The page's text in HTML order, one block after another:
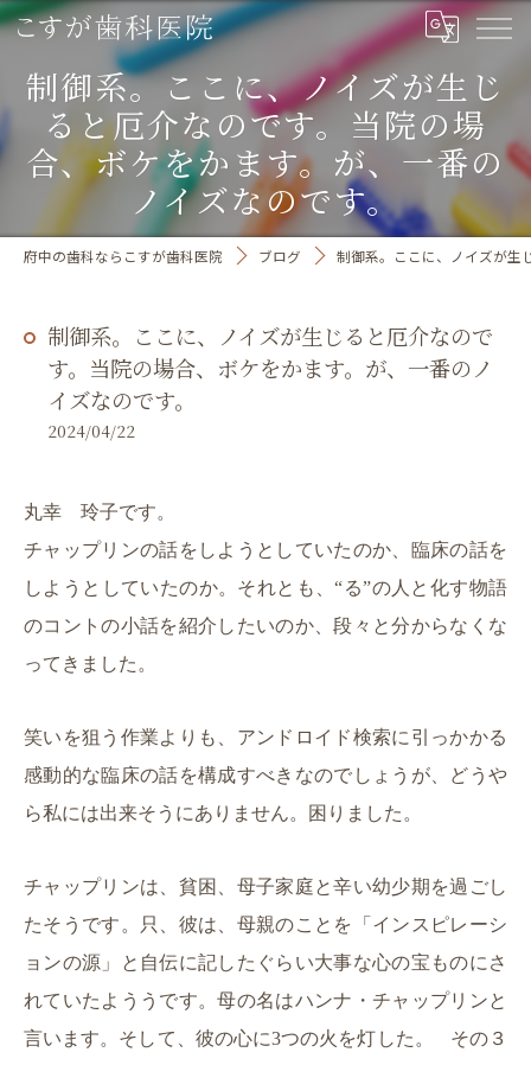
制御系。ここに、ノイズが生じ
ると厄介なのです。当院の場
合、ボケをかます。が、一番の
ノイズなのです。
府中の歯科ならこすが歯科医院 ブログ 制御系。ここに、ノイズが生
制御系。ここに、ノイズが生じると厄介なので
す。当院の場合、ボケをかます。が、一番のノ
イズなのです。
2024/04/22
丸幸 玲子です。
チャップリンの話をしようとしていたのか、臨床の話を
しようとしていたのか。それとも、“る”の人と化す物語
のコントの小話を紹介したいのか、段々と分からなくな
ってきました。
笑いを狙う作業よりも、アンドロイド検索に引っかかる
感動的な臨床の話を構成すべきなのでしょうが、どうや
ら私には出来そうにありません。困りました。
チャップリンは、貧困、母子家庭と辛い幼少期を過ごし
たそうです。只、彼は、母親のことを「インスピレーシ
ョンの源」と自伝に記したぐらい大事な心の宝ものにさ
れていたよううです。母の名はハンナ・チャップリンと
言います。そして、彼の心に3つの火を灯した。
その３